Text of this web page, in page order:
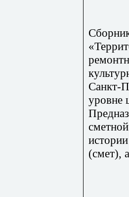
культ
Санкт-
уровне
(смет),